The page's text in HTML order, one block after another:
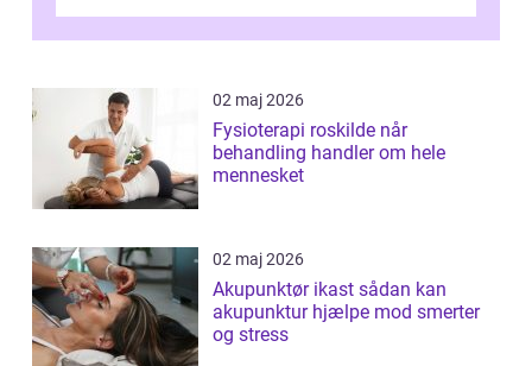
02 maj 2026
Fysioterapi roskilde når
behandling handler om hele
mennesket
02 maj 2026
Akupunktør ikast sådan kan
akupunktur hjælpe mod smerter
og stress